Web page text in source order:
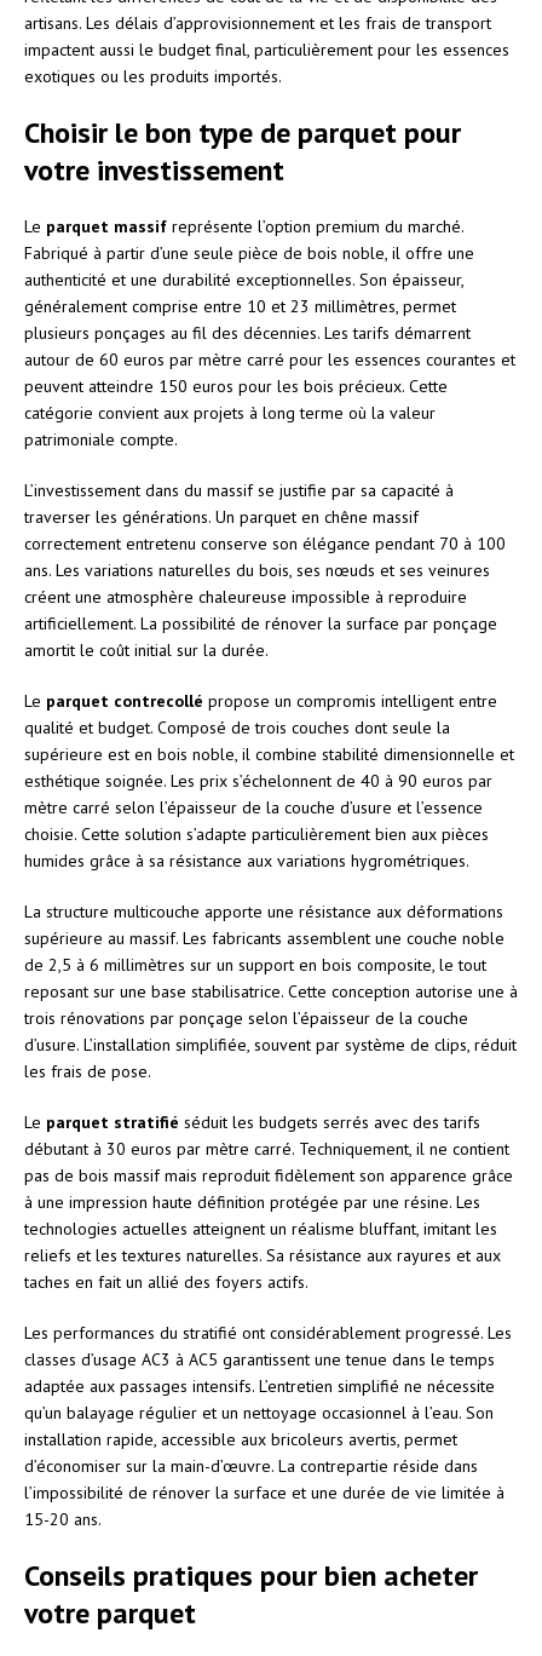
artisans. Les délais d’approvisionnement et les frais de transport
impactent aussi le budget final, particulièrement pour les essences
exotiques ou les produits importés.
Choisir le bon type de parquet pour
votre investissement
Le parquet massif représente l’option premium du marché.
Fabriqué à partir d’une seule pièce de bois noble, il offre une
authenticité et une durabilité exceptionnelles. Son épaisseur,
généralement comprise entre 10 et 23 millimètres, permet
plusieurs ponçages au fil des décennies. Les tarifs démarrent
autour de 60 euros par mètre carré pour les essences courantes et
peuvent atteindre 150 euros pour les bois précieux. Cette
catégorie convient aux projets à long terme où la valeur
patrimoniale compte.
L’investissement dans du massif se justifie par sa capacité à
traverser les générations. Un parquet en chêne massif
correctement entretenu conserve son élégance pendant 70 à 100
ans. Les variations naturelles du bois, ses nœuds et ses veinures
créent une atmosphère chaleureuse impossible à reproduire
artificiellement. La possibilité de rénover la surface par ponçage
amortit le coût initial sur la durée.
Le parquet contrecollé propose un compromis intelligent entre
qualité et budget. Composé de trois couches dont seule la
supérieure est en bois noble, il combine stabilité dimensionnelle et
esthétique soignée. Les prix s’échelonnent de 40 à 90 euros par
mètre carré selon l’épaisseur de la couche d’usure et l’essence
choisie. Cette solution s’adapte particulièrement bien aux pièces
humides grâce à sa résistance aux variations hygrométriques.
La structure multicouche apporte une résistance aux déformations
supérieure au massif. Les fabricants assemblent une couche noble
de 2,5 à 6 millimètres sur un support en bois composite, le tout
reposant sur une base stabilisatrice. Cette conception autorise une à
trois rénovations par ponçage selon l’épaisseur de la couche
d’usure. L’installation simplifiée, souvent par système de clips, réduit
les frais de pose.
Le parquet stratifié séduit les budgets serrés avec des tarifs
débutant à 30 euros par mètre carré. Techniquement, il ne contient
pas de bois massif mais reproduit fidèlement son apparence grâce
à une impression haute définition protégée par une résine. Les
technologies actuelles atteignent un réalisme bluffant, imitant les
reliefs et les textures naturelles. Sa résistance aux rayures et aux
taches en fait un allié des foyers actifs.
Les performances du stratifié ont considérablement progressé. Les
classes d’usage AC3 à AC5 garantissent une tenue dans le temps
adaptée aux passages intensifs. L’entretien simplifié ne nécessite
qu’un balayage régulier et un nettoyage occasionnel à l’eau. Son
installation rapide, accessible aux bricoleurs avertis, permet
d’économiser sur la main-d’œuvre. La contrepartie réside dans
l’impossibilité de rénover la surface et une durée de vie limitée à
15-20 ans.
Conseils pratiques pour bien acheter
votre parquet